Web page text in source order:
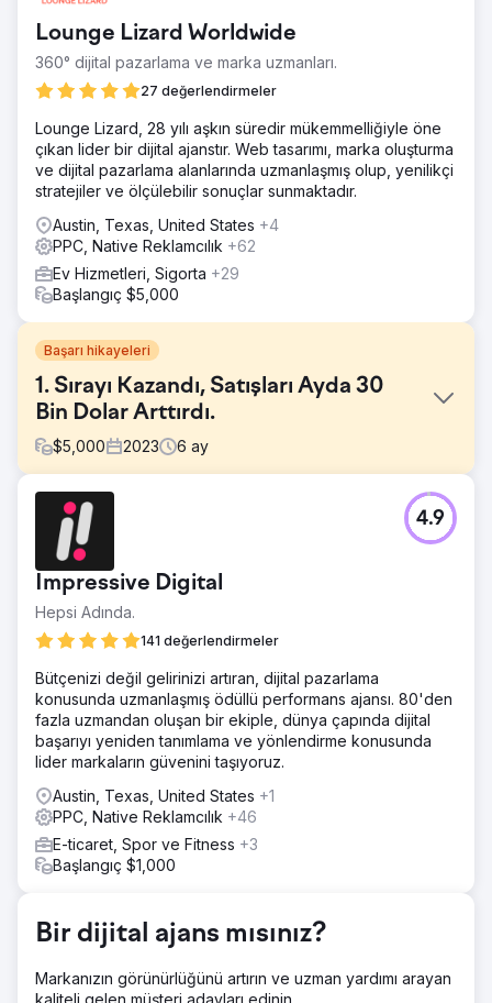
Lounge Lizard Worldwide
360° dijital pazarlama ve marka uzmanları.
27 değerlendirmeler
Lounge Lizard, 28 yılı aşkın süredir mükemmelliğiyle öne
çıkan lider bir dijital ajanstır. Web tasarımı, marka oluşturma
ve dijital pazarlama alanlarında uzmanlaşmış olup, yenilikçi
stratejiler ve ölçülebilir sonuçlar sunmaktadır.
Austin, Texas, United States +4
PPC, Native Reklamcılık +62
Ev Hizmetleri, Sigorta +29
Başlangıç $5,000
Başarı hikayeleri
1. Sırayı Kazandı, Satışları Ayda 30
Bin Dolar Arttırdı.
$5,000 2023 6 ay
Meydan Okuma
Spor müşterilerimizden biri, fitness endüstrisinde sıkı bir
rekabetle karşı karşıya kaldı ve popüler ürünleriyle öne
çıkma mücadelesi verdi. Kaliteli ürünlere rağmen dijital
varlıkları, sektördeki en büyük rakipleri ve Amazon ve
Walmart gibi pazar yerleri karşısında zemin kaybediyordu.
Çözüm
stratejik geri bağlantılar, infografikler, meta etiketler ve
URL yapılarını içeren agresif bir SEO ve dijital pazarlama
stratejisi hazırladık. Shopify'da kolaylaştırılmış ödeme
süreci. PPC kampanyaları daha yüksek dönüşümler için
optimize edildi.
Sonuç
Özelleştirilmiş stratejimiz, şirketi önemli arama terimleri için
ulusal arama sıralamasında 1 numaraya taşıyarak Amazon,
Walmart vb.'den bile daha iyi performans gösterdi. Bu
Impressive Digital
Hepsi Adında.
141 değerlendirmeler
4.9
Bütçenizi değil gelirinizi artıran, dijital pazarlama
konusunda uzmanlaşmış ödüllü performans ajansı. 80'den
fazla uzmandan oluşan bir ekiple, dünya çapında dijital
başarıyı yeniden tanımlama ve yönlendirme konusunda
lider markaların güvenini taşıyoruz.
Austin, Texas, United States +1
PPC, Native Reklamcılık +46
E-ticaret, Spor ve Fitness +3
Başlangıç $1,000
Bir dijital ajans mısınız?
Markanızın görünürlüğünü artırın ve uzman yardımı arayan
kaliteli gelen müşteri adayları edinin.